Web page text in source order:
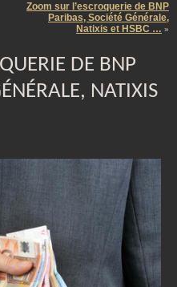
Zoom sur l’escroquerie de BNP
Paribas, Société Générale,
Natixis et HSBC … »
DE BNP
NATIXIS